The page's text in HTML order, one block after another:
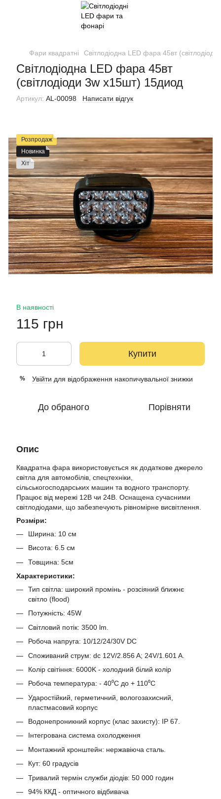
Фари квадратні Світлодіодна LED фара 45вт
Світлодіодна LED фара 45вт
(світлодіоди 3w х15шт) 15диод
Артикул: AL-00098 Написати відгук
Розпродаж
Новинка
Хіт
В наявності
115 грн
Купити
% Увійти для відображення накопичувальної знижки
До обраного Порівняти
Опис
Квадратна фара використовується як додаткове джерело
світла для автомобілів, спецтехніки,
сільськогосподарських машин та водного транспорту.
Працює від мережі 12В чи 24В. Оснащена сучасними
світлодіодами, що забезпечують рівномірне висвітлення.
Розміри:
Ширина: 10 см
Висота: 6.5 см
Товщина: 5см
Характеристики:
Тип світла: широкий промінь - розсіяний ближнє
світло (flood)
Потужність: 45W
Світловий потік: 3500 lm.
Робоча напруга: 10/12/24/30V DC
Споживаний струм: dc 12V/2.856 A; 24V/1.601 A.
Колір світіння: 6000K - холодний білий колір
Робоча температура: - 40⁰С до + 110⁰С
Ударостійкий, герметичний, вологозахисний,
пластмасовий корпус
Водонепроникний корпус (клас захисту): IP 67.
Інтегрована система охолодження
Монтажний кронштейн: нержавіюча сталь.
Кут: 60 градусів
Тривалий термін служби діодів: 50 000 годин
94% ККД - оптичного відбивача